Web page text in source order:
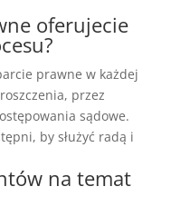
oferujecie
prawne w każdej
przez
sądowe.
by służyć radą i
na temat